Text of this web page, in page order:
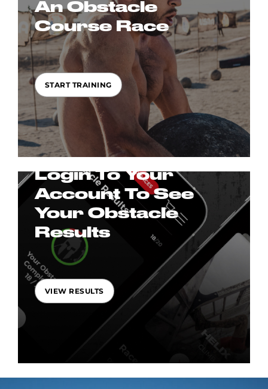
An Obstacle
Course Race
START TRAINING
Login To Your
Account To See
Your Obstacle
Results
VIEW RESULTS